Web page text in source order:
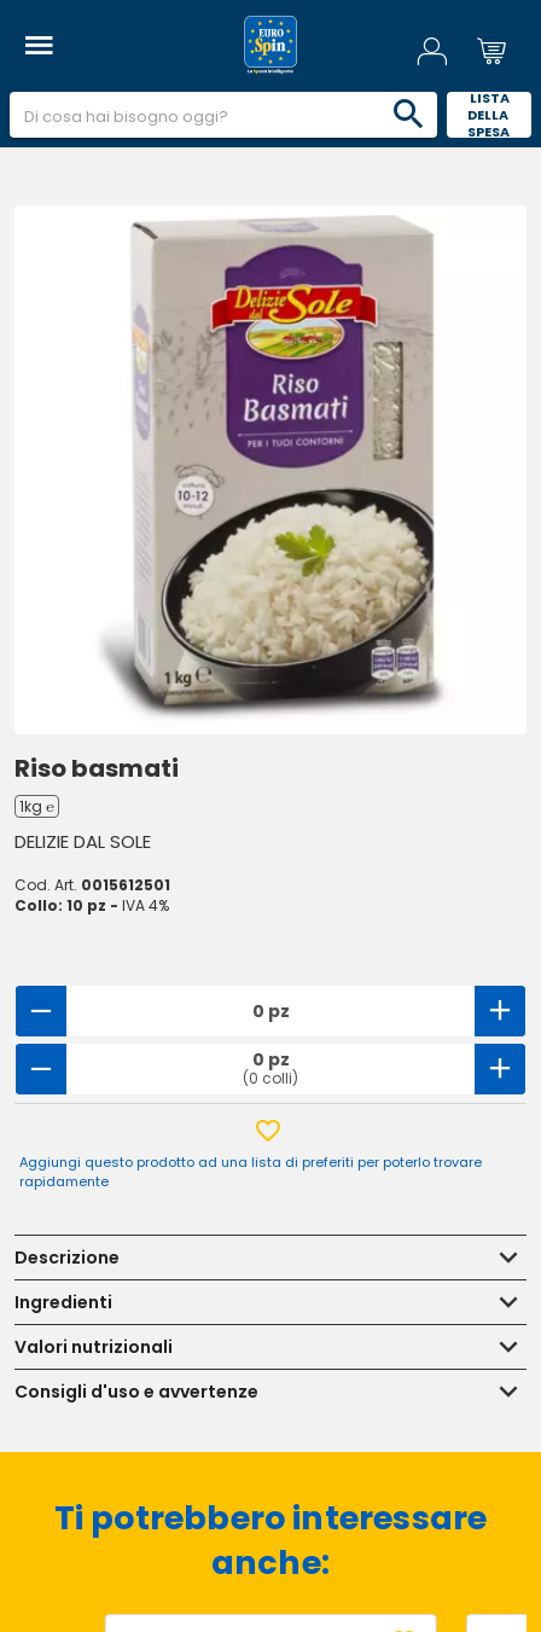
LISTA
DELLA
SPESA
Riso basmati
1kg ℮
DELIZIE DAL SOLE
Cod. Art. 0015612501
Collo: 10 pz - IVA 4%
0 pz
0 pz
(0 colli)
Aggiungi questo prodotto ad una lista di preferiti per poterlo trovare
rapidamente
Descrizione
Ingredienti
Valori nutrizionali
Consigli d'uso e avvertenze
Ti potrebbero interessare
anche: